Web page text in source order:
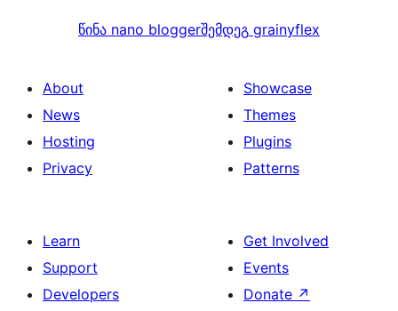
წინა nano bloggerშემდეგ grainyflex
About
News
Hosting
Privacy
Showcase
Themes
Plugins
Patterns
Learn
Support
Developers
Get Involved
Events
Donate ↗